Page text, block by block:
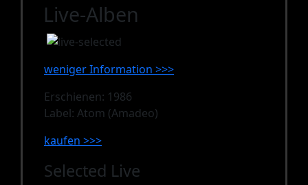
Live-Alben
weniger Information >>>
Erschienen: 1986
Label: Atom (Amadeo)
kaufen >>>
Selected Live